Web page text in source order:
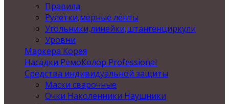
Правила
Рулетки,мерные ленты
Угольники,линейки,штангенциркули
Уровни
Маркера Корея
Насадки РемоКолор Professional
Средства индивидуальной защиты
Маски сварочные
Очки Наколенники Наушники